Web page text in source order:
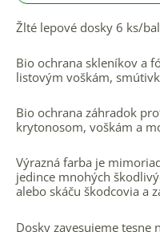
Žlté lepové dosky 6 ks/bal
Bio ochrana skleníkov a
listovým voškám,
Bio ochrana záhradok
krytonosom, voškám a
Výrazná farba je
jedince mnohých
alebo skáču škodcovia a
Dosky zavesujeme tesne